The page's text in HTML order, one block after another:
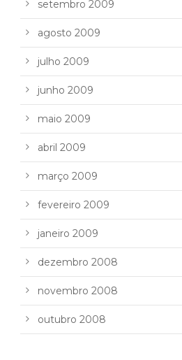
setembro 2009
agosto 2009
julho 2009
junho 2009
maio 2009
abril 2009
março 2009
fevereiro 2009
janeiro 2009
dezembro 2008
novembro 2008
outubro 2008